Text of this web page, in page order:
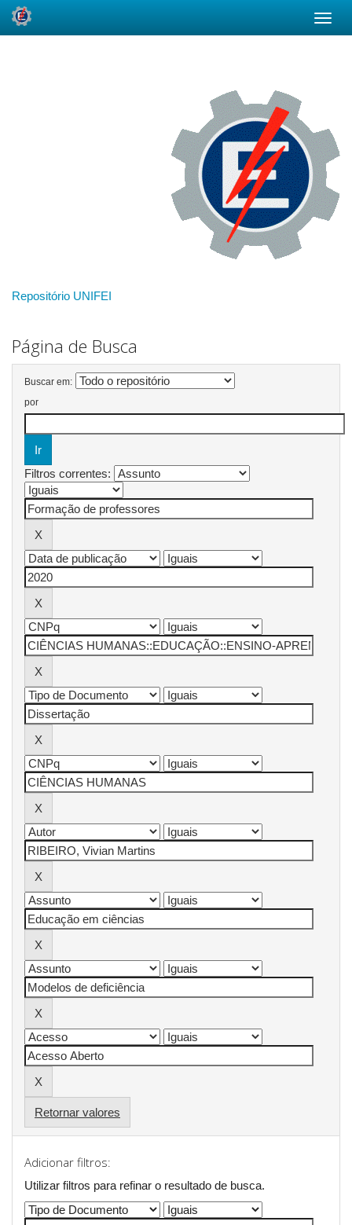
Repositório UNIFEI
Página de Busca
Buscar em:
por
Filtros correntes:
Retornar valores
Adicionar filtros:
Utilizar filtros para refinar o resultado de busca.